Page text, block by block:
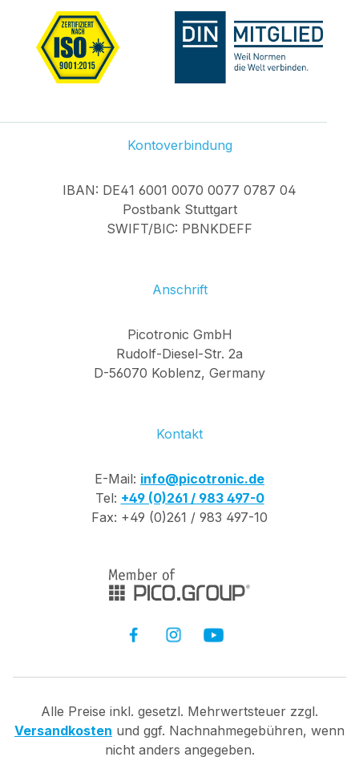
Kontoverbindung
IBAN: DE41 6001 0070 0077 0787 04
Postbank Stuttgart
SWIFT/BIC: PBNKDEFF
Anschrift
Picotronic GmbH
Rudolf-Diesel-Str. 2a
D-56070 Koblenz, Germany
Kontakt
E-Mail: info@picotronic.de
Tel: +49 (0)261 / 983 497-0
Fax: +49 (0)261 / 983 497-10
Alle Preise inkl. gesetzl. Mehrwertsteuer zzgl.
Versandkosten und ggf. Nachnahmegebühren, wenn
nicht anders angegeben.